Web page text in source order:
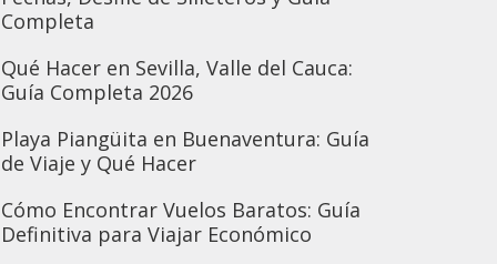
Completa
Qué Hacer en Sevilla, Valle del Cauca:
Guía Completa 2026
Playa Piangüita en Buenaventura: Guía
de Viaje y Qué Hacer
Cómo Encontrar Vuelos Baratos: Guía
Definitiva para Viajar Económico